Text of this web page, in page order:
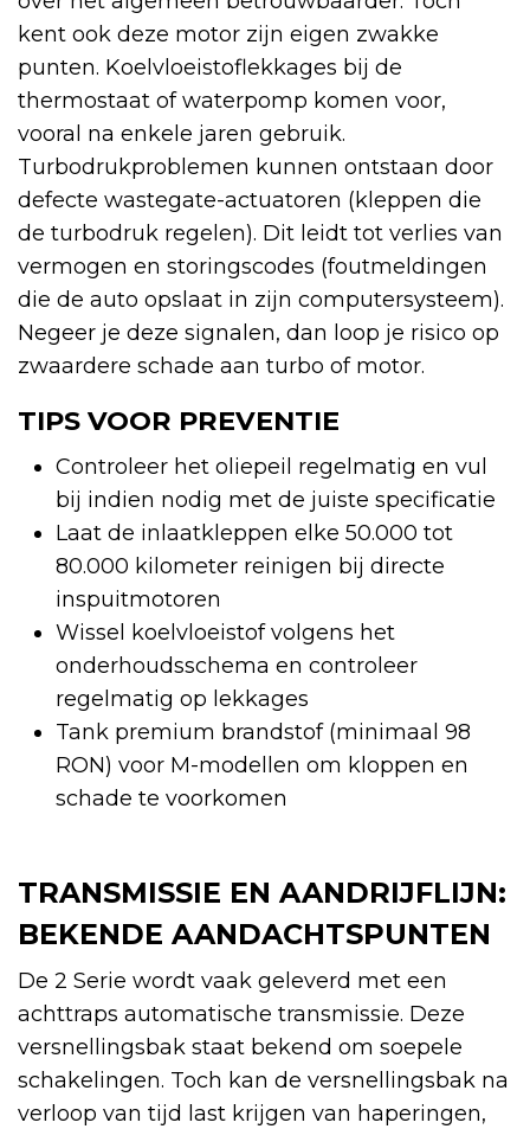
kent ook deze motor zijn eigen zwakke
punten. Koelvloeistoflekkages bij de
thermostaat of waterpomp komen voor,
vooral na enkele jaren gebruik.
Turbodrukproblemen kunnen ontstaan door
defecte wastegate-actuatoren (kleppen die
de turbodruk regelen). Dit leidt tot verlies van
vermogen en storingscodes (foutmeldingen
die de auto opslaat in zijn computersysteem).
Negeer je deze signalen, dan loop je risico op
zwaardere schade aan turbo of motor.
TIPS VOOR PREVENTIE
Controleer het oliepeil regelmatig en vul
bij indien nodig met de juiste specificatie
Laat de inlaatkleppen elke 50.000 tot
80.000 kilometer reinigen bij directe
inspuitmotoren
Wissel koelvloeistof volgens het
onderhoudsschema en controleer
regelmatig op lekkages
Tank premium brandstof (minimaal 98
RON) voor M-modellen om kloppen en
schade te voorkomen
TRANSMISSIE EN AANDRIJFLIJN:
BEKENDE AANDACHTSPUNTEN
De 2 Serie wordt vaak geleverd met een
achttraps automatische transmissie. Deze
versnellingsbak staat bekend om soepele
schakelingen. Toch kan de versnellingsbak na
verloop van tijd last krijgen van haperingen,